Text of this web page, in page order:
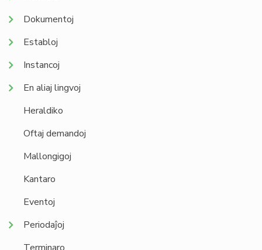
Dokumentoj
Establoj
Instancoj
En aliaj lingvoj
Heraldiko
Oftaj demandoj
Mallongigoj
Kantaro
Eventoj
Periodaĵoj